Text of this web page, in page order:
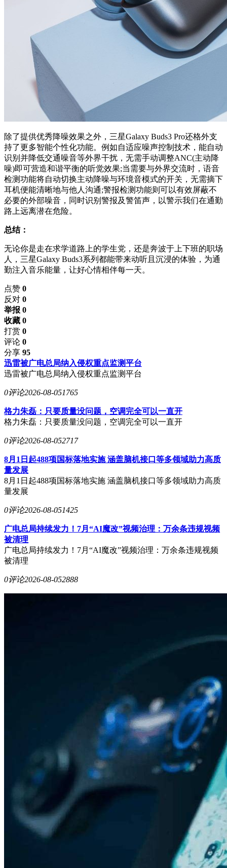
除了提供优秀降噪效果之外，三星Galaxy Buds3 Pro还格外支
持了更多智能个性化功能。例如自适应噪声控制技术，能自动
识别并降低交通噪音等外界干扰，无需手动调整ANC(主动降
噪)即可营造和谐平衡的听觉效果;当需要与外界交流时，语音
检测功能将自动切换主动降噪与环境音模式的开关，无需摘下
耳机便能清晰地与他人沟通;警报检测功能则可以有效屏蔽不
必要的外部噪音，同时识别警报及警笛声，以警示我们在通勤
路上远离潜在危险。
总结：
无论你是走在求学道路上的学生党，还是奔波于上下班的职场
人，三星Galaxy Buds3系列都能带来动听且沉浸的体验，为通
勤注入音乐能量，让好心情相伴每一天。
点赞 0
反对 0
举报 0
收藏 0
打赏 0
评论 0
分享 95
迅雷被广电总局纳入侵权重点监测平台
迅雷被广电总局纳入侵权重点监测平台
0评论2026-08-051765
格力朱磊：只要质量没问题，空调完全可以一直开
格力朱磊：只要质量没问题，空调完全可以一直开
0评论2026-08-052717
8月1日起488项国标落地实施 涵盖脑机接口等多领域助力高质
量发展
8月1日起488项国标落地实施 涵盖脑机接口等多领域助力高质
量发展
0评论2026-08-051425
广电总局持续发力！7月“AI魔改”视频治理：万余条违规视频
被清理
广电总局持续发力！7月“AI魔改”视频治理：万余条违规视频
被清理
0评论2026-08-052888